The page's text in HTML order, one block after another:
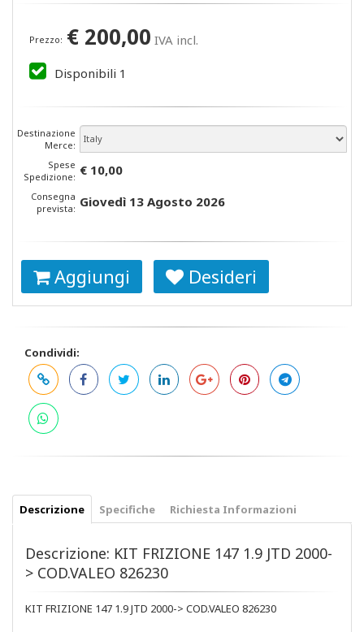
Prezzo: € 200,00 IVA incl.
Disponibili 1
Destinazione
Merce:
Spese
Spedizione: € 10,00
Consegna
prevista: Giovedì 13 Agosto 2026
Aggiungi Desideri
Condividi:
Descrizione Specifiche Richiesta Informazioni
Descrizione: KIT FRIZIONE 147 1.9 JTD 2000-
> COD.VALEO 826230
KIT FRIZIONE 147 1.9 JTD 2000-> COD.VALEO 826230